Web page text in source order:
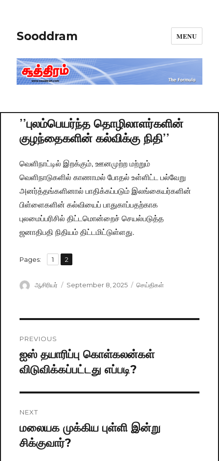
Sooddram MENU
’’புலம்பெயர்ந்த தொழிலாளர்களின்
குழந்தைகளின் கல்விக்கு நிதி’’
வெளிநாட்டில் இறக்கும், ஊனமுற்ற மற்றும்
வெளிநாடுகளில் காணாமல் போதல் உள்ளிட்ட பல்வேறு
அனர்த்தங்களினால் பாதிக்கப்படும் இலங்கையர்களின்
பிள்ளைகளின் கல்வியைப் பாதுகாப்பதற்காக
புலமைப்பரிசில் திட்டமொன்றைச் செயல்படுத்த
ஜனாதிபதி நிதியம் திட்டமிட்டுள்ளது.
Pages: Page
1 ,
Page
2
Author
ஆசிரியர்
Posted
September 8, 2025 Categories
செய்திகள்
navigation
PREVIOUS
Previous
post:
ஐஸ் தயாரிப்பு கொள்கலன்கள்
விடுவிக்கப்பட்டது எப்படி?
NEXT
Next
post:
மலையக முக்கிய புள்ளி இன்று
சிக்குவார்?